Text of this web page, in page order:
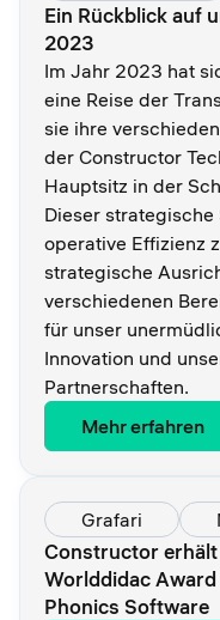
Ein Rückblick auf
2023
Im Jahr 2023 hat
eine Reise der
sie ihre
der Constructor
Hauptsitz in der
Dieser
operative Effizienz
strategische
verschiedenen
für unser
Innovation und
Partnerschaften.
Mehr erfahren
Grafari
Constructor
Worlddidac
Phonics Software